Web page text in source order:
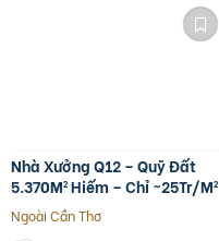
Nhà Xưởng Q12 – Quỹ Đất
5.370M² Hiếm – Chỉ ~25Tr/M²
Ngoài Cần Thơ